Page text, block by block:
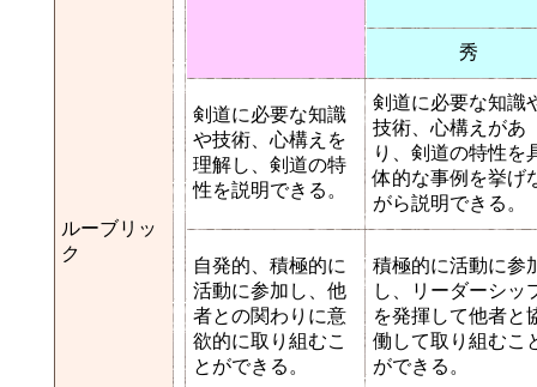
ルーブリッ
ク
秀
剣道に必要な知識
や技術、心構えを
理解し、剣道の特
性を説明できる。
剣道に必要な知識
技術、心構えがあ
り、剣道の特性を
体的な事例を挙げ
がら説明できる。
自発的、積極的に
活動に参加し、他
者との関わりに意
欲的に取り組むこ
とができる。
積極的に活動に参
し、リーダーシッ
を発揮して他者と
働して取り組むこ
ができる。